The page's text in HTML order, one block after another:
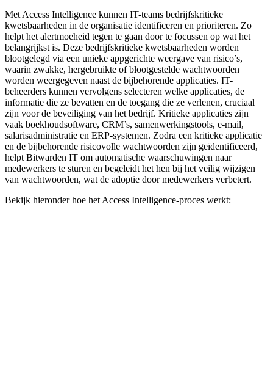
Met Access Intelligence kunnen IT-teams bedrijfskritieke
kwetsbaarheden in de organisatie identificeren en prioriteren. Zo
helpt het alertmoeheid tegen te gaan door te focussen op wat het
belangrijkst is. Deze bedrijfskritieke kwetsbaarheden worden
blootgelegd via een unieke appgerichte weergave van risico’s,
waarin zwakke, hergebruikte of blootgestelde wachtwoorden
worden weergegeven naast de bijbehorende applicaties. IT-
beheerders kunnen vervolgens selecteren welke applicaties, de
informatie die ze bevatten en de toegang die ze verlenen, cruciaal
zijn voor de beveiliging van het bedrijf. Kritieke applicaties zijn
vaak boekhoudsoftware, CRM’s, samenwerkingstools, e-mail,
salarisadministratie en ERP-systemen. Zodra een kritieke applicatie
en de bijbehorende risicovolle wachtwoorden zijn geïdentificeerd,
helpt Bitwarden IT om automatische waarschuwingen naar
medewerkers te sturen en begeleidt het hen bij het veilig wijzigen
van wachtwoorden, wat de adoptie door medewerkers verbetert.
Bekijk hieronder hoe het Access Intelligence-proces werkt: